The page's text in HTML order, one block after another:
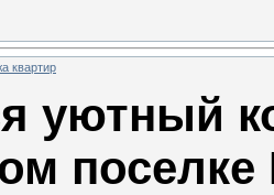
квартир
уютный